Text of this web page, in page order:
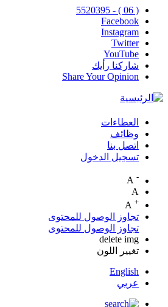
( 06 ) - 5520395
Facebook
Instagram
Twitter
YouTube
شاركنا رأيك
Share Your Opinion
Top
Menu
العطاءات
وظائف
اتصل بنا
تسجيل الدخول
-
A
+
تجاوز الوصول للمحتوى
تجاوز الوصول للمحتوى
delete img
تغيير اللون
English
عربي